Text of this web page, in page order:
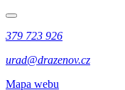
379 723 926
urad@drazenov.cz
Mapa webu